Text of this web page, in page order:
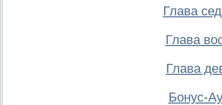
Глава
Глава
Глава
Бонус-